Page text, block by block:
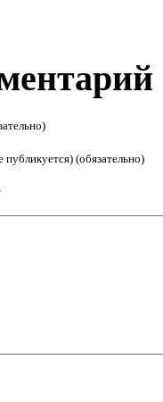
публикуется) (обязательно)